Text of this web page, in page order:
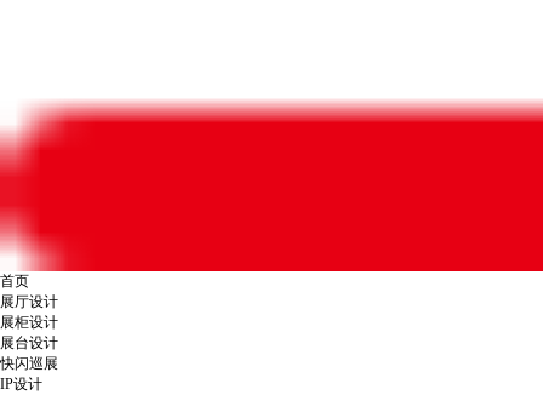
首页
展厅设计
展柜设计
展台设计
快闪巡展
IP设计